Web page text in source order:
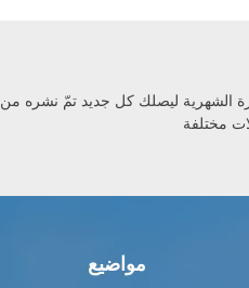
الشهرية ليصلك كل جديد تمّ نشره من
مختلفة
مواضيع